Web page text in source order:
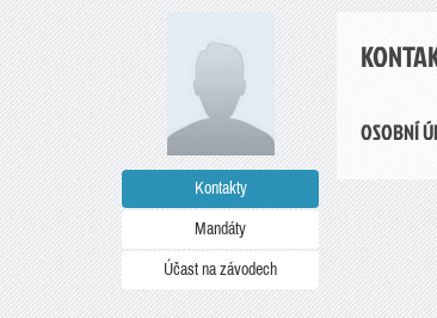
Kontakty
Mandáty
Účast na závodech
OSOBNÍ